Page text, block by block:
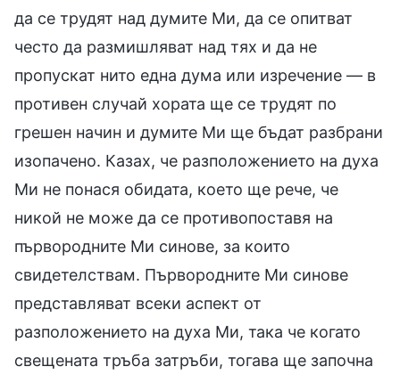
да се трудят над думите Ми, да се опитват
често да размишляват над тях и да не
пропускат нито една дума или изречение — в
противен случай хората ще се трудят по
грешен начин и думите Ми ще бъдат разбрани
изопачено. Казах, че разположението на духа
Ми не понася обидата, което ще рече, че
никой не може да се противопоставя на
първородните Ми синове, за които
свидетелствам. Първородните Ми синове
представляват всеки аспект от
разположението на духа Ми, така че когато
свещената тръба затръби, тогава ще започна